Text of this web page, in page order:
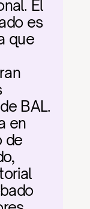
El
es
que
BAL.
en
de